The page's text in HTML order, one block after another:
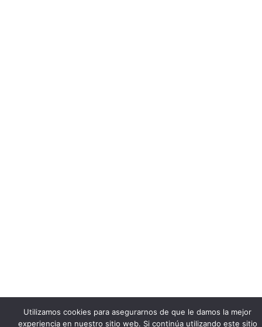
Utilizamos cookies para asegurarnos de que le damos la mejor
experiencia en nuestro sitio web. Si continúa utilizando este sitio